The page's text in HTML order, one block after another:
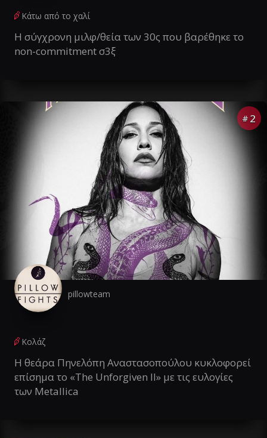
Κάτω από το χαλί
Η σύγχρονη μιλφ/θεία των 30ς που βαρέθηκε το
non-commitment σ3ξ
# 2
pillowteam
Κολάζ
Η θεάρα Πηνελόπη Αναστασοπούλου κυκλοφορεί
επίσημα το «The Unforgiven II» με τις ευλογίες
των Metallica